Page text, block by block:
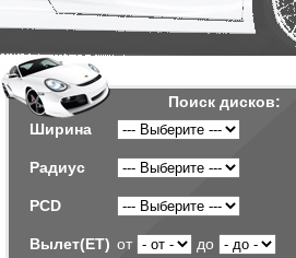
Поиск дисков:
Ширина
Радиус
PCD
Вылет(ET) от до